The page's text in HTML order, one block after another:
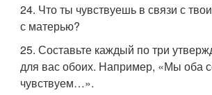
24. Что ты чувствуешь в связи с
с матерью?
25. Составьте каждый по три
для вас обоих. Например, «Мы оба
чувствуем…».